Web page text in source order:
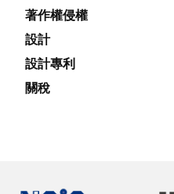
著作權侵權
設計
設計專利
關稅